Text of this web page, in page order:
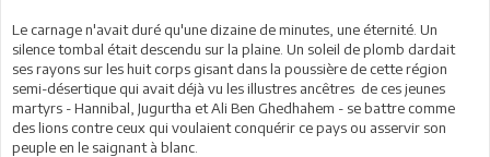
Le carnage n'avait duré qu'une dizaine de minutes, une éternité. Un
silence tombal était descendu sur la plaine. Un soleil de plomb dardait
ses rayons sur les huit corps gisant dans la poussière de cette région
semi-désertique qui avait déjà vu les illustres ancêtres de ces jeunes
martyrs - Hannibal, Jugurtha et Ali Ben Ghedhahem - se battre comme
des lions contre ceux qui voulaient conquérir ce pays ou asservir son
peuple en le saignant à blanc.